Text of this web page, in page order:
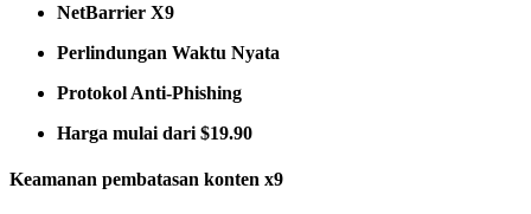
NetBarrier X9
Perlindungan Waktu Nyata
Protokol Anti-Phishing
Harga mulai dari $19.90
Keamanan pembatasan konten x9